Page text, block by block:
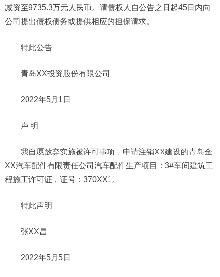
减资至9735.3万元人民币。请债权人自公告之日起45日内向
公司提出债权债务或提供相应的担保请求。
特此公告
青岛XX投资股份有限公司
2022年5月1日
声 明
我自愿放弃实施被许可事项，申请注销XX建设的青岛金
XX汽车配件有限责任公司汽车配件生产项目：3#车间建筑工
程施工许可证，证号：370XX1。
特此声明
张XX昌
2022年5月5日